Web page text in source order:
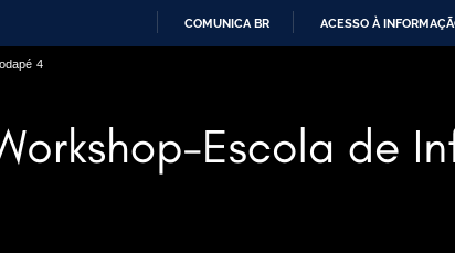
COMUNICA BR ACESSO À
4